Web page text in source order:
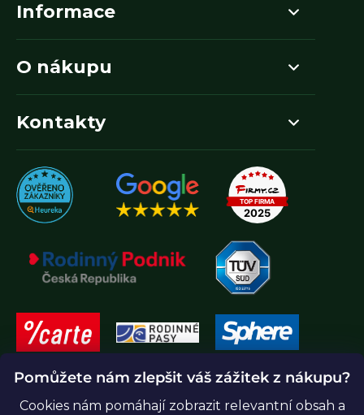
Pomůžete nám zlepšit váš zážitek z nákupu?
Cookies nám pomáhají zobrazit relevantní obsah a
Informace
O nákupu
Kontakty